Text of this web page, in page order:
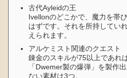
古代Ayleidの王
Ivellonのどこかで、魔力を帯
はずです。それを所持してい
えられます。
アルケミスト関連のクエスト
錬金のスキルが75以上であれ
「Dwemer製の爆弾」を製作
ない素材は3つ。